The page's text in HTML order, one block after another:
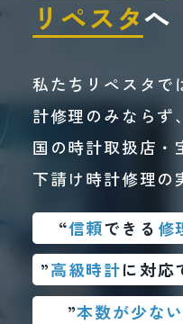
リペスタへ
私たちリペスタで
計修理のみならず
国の時計取扱店・
下請け時計修理の
“信頼できる 修
”高級時計に対応
”本数が少ない